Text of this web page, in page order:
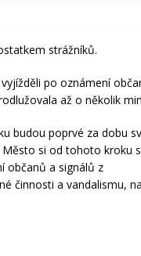
strážníků.
po oznámení
až o několik
budou poprvé za dobu
si od tohoto kroku
občanů a signálů z
činnosti a vandalismu,